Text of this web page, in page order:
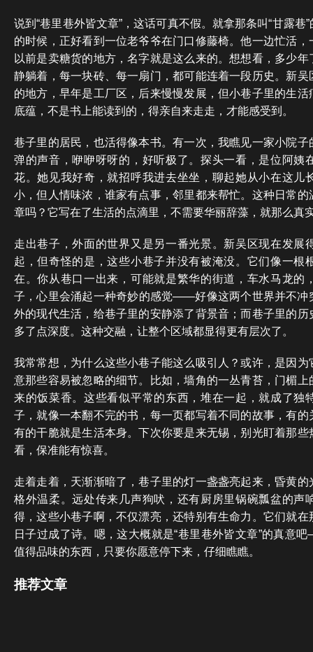
说到“巷里巷外皆文章”，这话可真不假。就拿那条叫“甘露巷
的时候，正好看到一位老爷爷在门口修藤椅。他一边忙活
以前是卖糖货的地方，名字就是这么来的。想想看，多少
静躺着，每一块砖、每一扇门，都可能连着一段历史。新
的地方，早年是工厂区，后来慢慢发展，但小巷子里的生
底蕴，不是书上能读到的，得亲自来走走，才能感受到。
巷子里的居民，也活得像本书。有一次，我瞧见一家小院
弹的声音，咿咿呀呀的，好听极了。探头一看，是位阿姨
花。她见我好奇，就招呼我进去坐坐，聊起她从小在这儿
小，但人情味浓，谁家有点事，邻里都来帮忙。这种日常
章吗？它写在了生活的点滴里，不需要华丽辞藻，就那么真
走出巷子，外面的世界又是另一番光景。新吴区现在发展
起，但奇怪的是，这些小巷子并没有被淹没。它们像一根
在。你从巷口一出来，可能就是繁华的街道，车水马龙的
子，心里会涌起一种奇妙的感觉——好像这两个世界并不冲
外的现代生活，给巷子里的安静添了背景音；而巷子里的
多了点深度。这种交融，让整个区域都显得更有层次了。
我常常想，为什么这些小巷子能这么吸引人？或许，是因
意那些容易被忽略的细节。比如，墙角的一丛青苔，门楣
来的饭菜香。这些看似平常的东西，堆在一起，就成了独
子，就像一本翻不完的书，每一页都写着不同的故事，有
有的干脆就是生活本身。下次你要是来无锡，别光盯着那
看，保准能有惊喜。
走着走着，天渐渐暗了，巷子里的灯一盏盏亮起来，昏黄
格外温柔。远处传来几声狗吠，还有厨房里锅碗瓢盆的声
得，这些小巷子啊，不仅漂亮，还特别有生命力。它们就
日子过成了诗。嗯，这大概就是“巷里巷外皆文章”的真意
值得品味的东西，只要你愿意停下来，仔细瞧瞧。
推荐文章